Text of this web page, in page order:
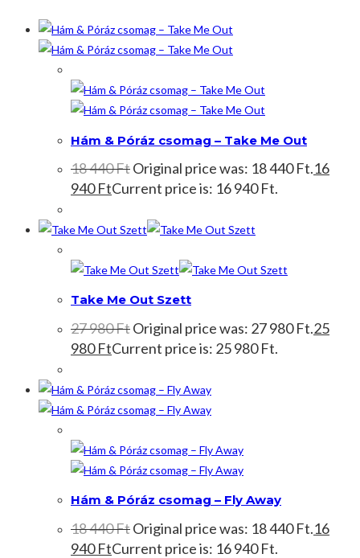
Hám & Póráz csomag – Take Me Out
18 440FtOriginal price was: 18 440 Ft.16
940FtCurrent price is: 16 940 Ft.
Take Me Out Szett
27 980FtOriginal price was: 27 980 Ft.25
980FtCurrent price is: 25 980 Ft.
Hám & Póráz csomag – Fly Away
18 440FtOriginal price was: 18 440 Ft.16
940FtCurrent price is: 16 940 Ft.